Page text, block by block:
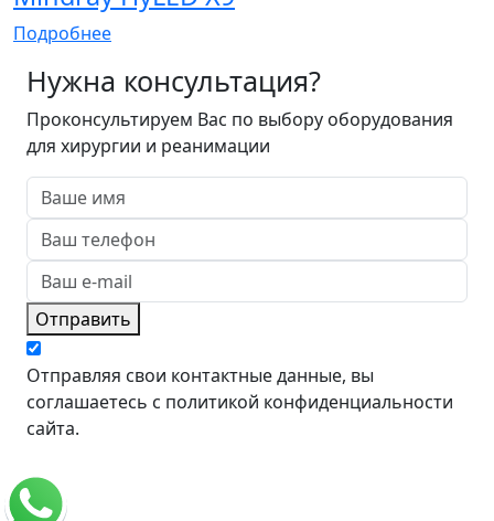
Подробнее
Нужна консультация?
Проконсультируем Вас по выбору оборудования
для хирургии и реанимации
Отправить
Отправляя свои контактные данные, вы
соглашаетесь с политикой конфиденциальности
сайта.